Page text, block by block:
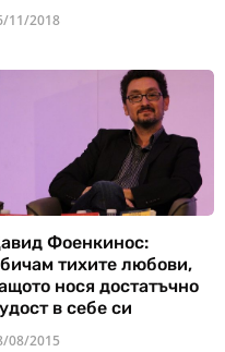
11/2018
Фоенкинос:
тихите любови,
нося достатъчно
в себе си
08/2015